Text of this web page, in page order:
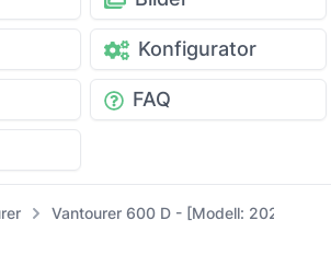
Konfigurator
FAQ
Vantourer 600 D - [Modell: 2021]